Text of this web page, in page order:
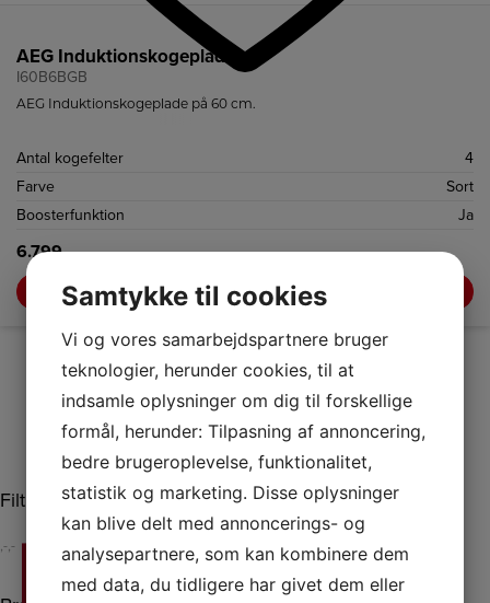
AEG Induktionskogeplade
I60B6BGB
AEG Induktionskogeplade på 60 cm.
Antal kogefelter
4
Farve
Sort
Boosterfunktion
Ja
6.799,-
LÆG I KURV
Filtrer efter pris
,-,-
Samtykke til cookies
Vi og vores samarbejdspartnere bruger
teknologier, herunder cookies, til at
indsamle oplysninger om dig til forskellige
formål, herunder: Tilpasning af annoncering,
bedre brugeroplevelse, funktionalitet,
statistik og marketing. Disse oplysninger
kan blive delt med annoncerings- og
analysepartnere, som kan kombinere dem
med data, du tidligere har givet dem eller